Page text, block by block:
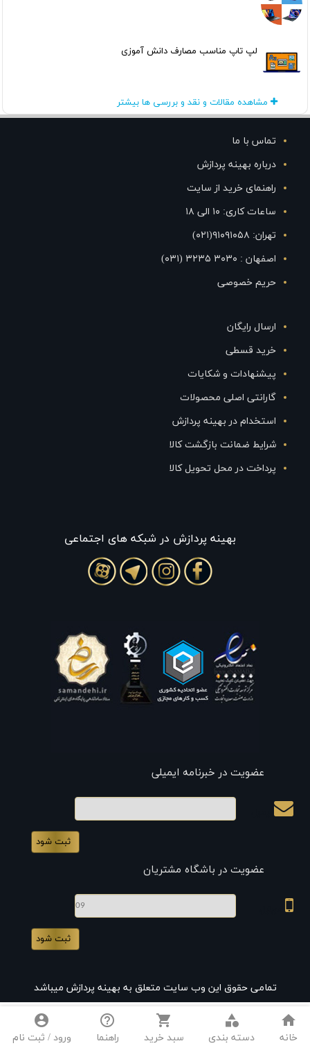
لپ تاپ مناسب مصارف دانش آموزی
مشاهده مقالات و نقد و بررسی ها بیشتر
تماس با ما
درباره بهینه پردازش
راهنمای خرید از سایت
ساعات کاری: ۱۰ الی ۱۸
تهران: ۹۱۰۹۱۰۵۸(۰۲۱)
اصفهان : ۳۰۳۰ ۳۲۳۵ (۰۳۱)
حریم خصوصی
ارسال رایگان
خرید قسطی
پیشنهادات و شکایات
گارانتی اصلی محصولات
استخدام در بهینه پردازش
شرایط ضمانت بازگشت کالا
پرداخت در محل تحویل کالا
بهينه پردازش در شبکه های اجتماعی
عضویت در خبرنامه ایمیلی
عضویت در باشگاه مشتریان
تمامی حقوق این وب سایت متعلق به بهینه پردازش میباشد
home
خانه
category
دسته بندی
shopping_cart
سبد خرید
help_outline
راهنما
account_circle
ورود / ثبت نام